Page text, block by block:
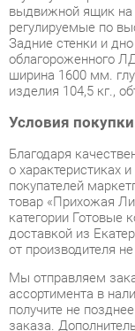
ширина 1600 мм.
изделия 104,5 кг.,
Условия покупки
Благодаря
о характеристиках и
покупателей
товар «Прихожая
доставкой из
от производителя не
Мы отправляем
ассортимента в
получите не позднее
заказа.
Срок доставки в
на складах
Уточнить наличие,